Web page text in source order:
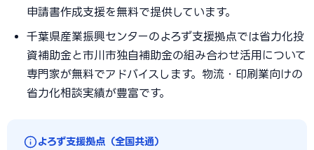
申請書作成支援を無料で提供しています。
千葉県産業振興センターのよろず支援拠点では省力化投
資補助金と市川市独自補助金の組み合わせ活用について
専門家が無料でアドバイスします。物流・印刷業向けの
省力化相談実績が豊富です。
よろず支援拠点（全国共通）